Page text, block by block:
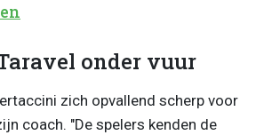
onder vuur
zich opvallend scherp voor
coach. "De spelers kenden de